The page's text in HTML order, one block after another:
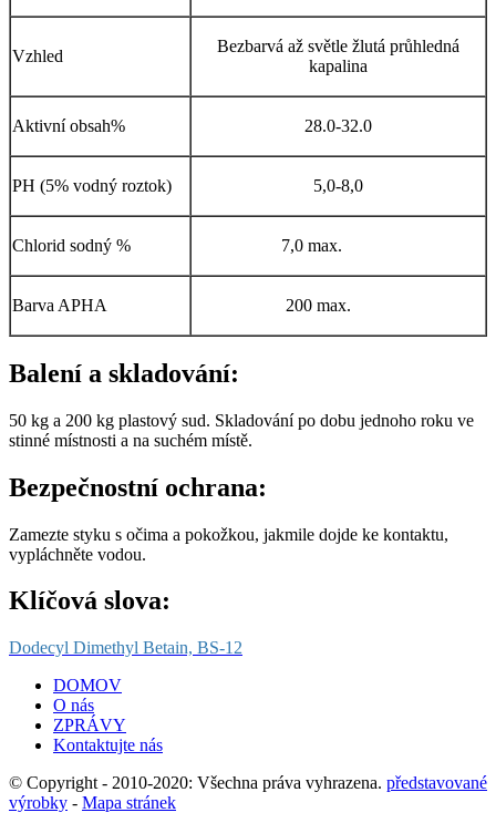
Vzhled
Bezbarvá až světle žlutá průhledná
kapalina
Aktivní obsah% 28.0-32.0
PH (5% vodný roztok) 5,0-8,0
Chlorid sodný % 7,0 max.
Barva APHA 200 max.
Balení a skladování:
50 kg a 200 kg plastový sud. Skladování po dobu jednoho roku ve
stinné místnosti a na suchém místě.
Bezpečnostní ochrana:
Zamezte styku s očima a pokožkou, jakmile dojde ke kontaktu,
vypláchněte vodou.
Klíčová slova:
Dodecyl Dimethyl Betain, BS-12
DOMOV
O nás
ZPRÁVY
Kontaktujte nás
© Copyright - 2010-2020: Všechna práva vyhrazena. představované
výrobky - Mapa stránek